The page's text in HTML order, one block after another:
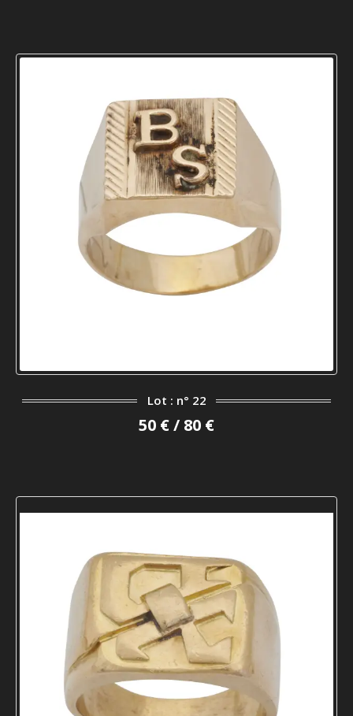
Lot : n° 22
50 € / 80 €